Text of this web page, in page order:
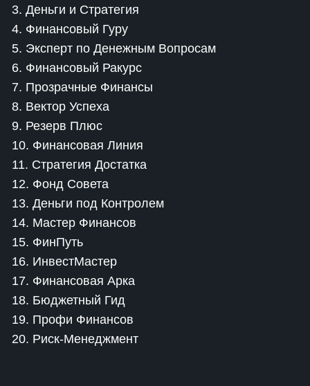
3. Деньги и Стратегия
4. Финансовый Гуру
5. Эксперт по Денежным Вопросам
6. Финансовый Ракурс
7. Прозрачные Финансы
8. Вектор Успеха
9. Резерв Плюс
10. Финансовая Линия
11. Стратегия Достатка
12. Фонд Совета
13. Деньги под Контролем
14. Мастер Финансов
15. ФинПуть
16. ИнвестМастер
17. Финансовая Арка
18. Бюджетный Гид
19. Профи Финансов
20. Риск-Менеджмент